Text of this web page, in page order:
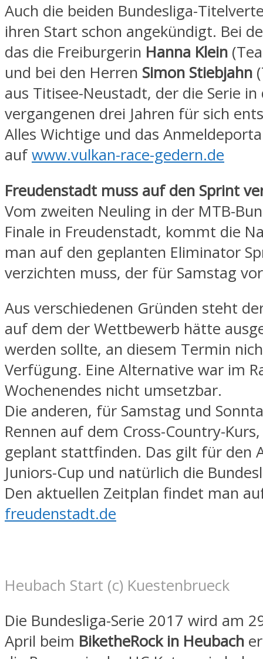
Auch die beiden Bundesliga-
ihren Start schon angekündigt. Bei
das die Freiburgerin Hanna Klein
und bei den Herren Simon Stiebjahn
aus Titisee-Neustadt, der die Serie in
vergangenen drei Jahren für sich
Alles Wichtige und das
aufwww.vulkan-race-gedern.de
Freudenstadt muss auf den Sprint
Vom zweiten Neuling in der MTB-
Finale in Freudenstadt, kommt die
man auf den geplanten Eliminator
verzichten muss, der für Samstag
Aus verschiedenen Gründen steht
auf dem der Wettbewerb hätte
werden sollte, an diesem Termin
Verfügung. Eine Alternative war im
Wochenendes nicht umsetzbar.
Die anderen, für Samstag und
Rennen auf dem Cross-Country-
geplant stattfinden. Das gilt für den
Juniors-Cup und natürlich die
Den aktuellen Zeitplan findet man
freudenstadt.de
Heubach Start (c) Kuestenbrueck
Die Bundesliga-Serie 2017 wird am
April beim BiketheRock in Heubach